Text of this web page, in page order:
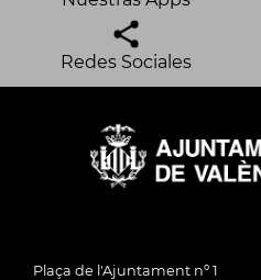
Redes Sociales
Plaça de l'Ajuntament nº 1